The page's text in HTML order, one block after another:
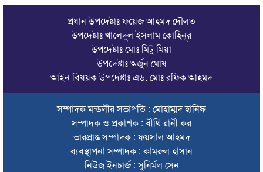
সালমান শাহ হত্যা মামলায় ডন গ্রেপ্তার
সালমান শাহ হত্যা: শাবনূরের জড়িত থাকার দাবি রাজসাক্ষীর, মুখ
চোরাচালানের আসামিকে ছাড়াতে না পেরে পুলিশের বিরুদ্ধে অপপ্রচার
সেই দুই বাসের রেজিস্ট্রেশন বাতিল, চালক-মালিকদের হাজিরের নির্দেশ
এক মাসে সিলেটের সড়কে ঝরল ৩১ প্রাণ
সুনামগঞ্জে ভাইকে বাঁচাতে গিয়ে প্রাণ গেল বোনেরও
সিলেটে আইসিইউ না পেয়ে হামে আক্রান্ত শিশু মৃত্যুর অভিযোগ
প্রধান উপদেষ্টাঃ ফয়েজ আহমদ দৌলত
উপদেষ্টাঃ খালেদুল ইসলাম কোহিনূর
উপদেষ্টাঃ মোঃ মিটু মিয়া
উপদেষ্টাঃ অর্জুন ঘোষ
আইন বিষয়ক উপদেষ্টাঃ এড. মোঃ রফিক আহমদ
সম্পাদক মন্ডলীর সভাপতি : মোহাম্মদ হানিফ
সম্পাদক ও প্রকাশক : বীথি রানী কর
ভারপ্রাপ্ত সম্পাদক : ফয়সাল আহমদ
ব্যবস্থাপনা সম্পাদক : কামরুল হাসান
নিউজ ইনচার্জ : সুনির্মল সেন